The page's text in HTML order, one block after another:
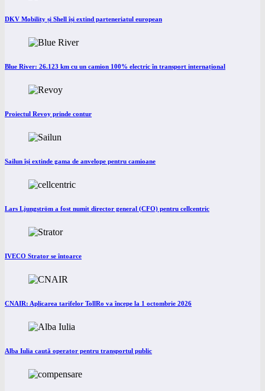
DKV Mobility și Shell își extind parteneriatul european
Blue River: 26.123 km cu un camion 100% electric în transport internațional
Proiectul Revoy prinde contur
Sailun își extinde gama de anvelope pentru camioane
Lars Ljungström a fost numit director general (CFO) pentru cellcentric
IVECO Strator se întoarce
CNAIR: Aplicarea tarifelor TollRo va începe la 1 octombrie 2026
Alba Iulia caută operator pentru transportul public